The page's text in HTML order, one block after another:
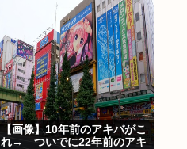
【画像】10年前のアキバがこ
れ→ ついでに22年前のアキ